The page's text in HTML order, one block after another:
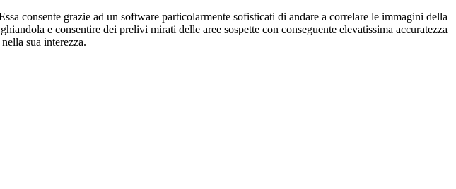
consente grazie ad un software particolarmente sofisticati di andare a correlare le immagini della
e consentire dei prelivi mirati delle aree sospette con conseguente elevatissima accuratezza
sua interezza.